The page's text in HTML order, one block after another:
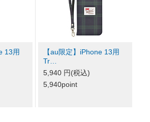
13用
【au限定】iPhone 13用
Tr…
5,940 円(税込)
5,940point